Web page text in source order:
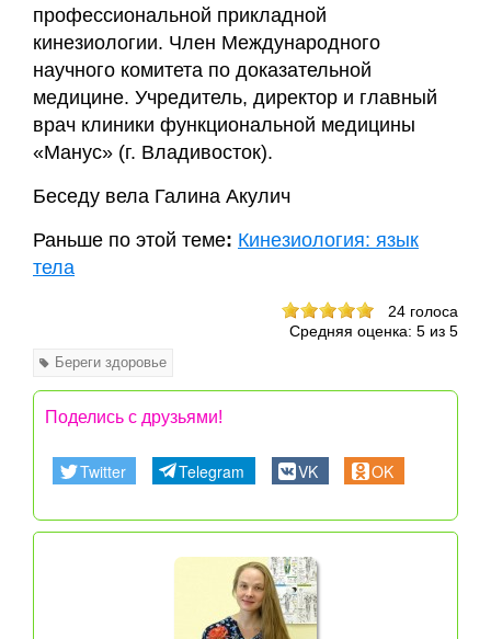
профессиональной прикладной
кинезиологии. Член Международного
научного комитета по доказательной
медицине. Учредитель, директор и главный
врач клиники функциональной медицины
«Манус» (г. Владивосток).
Беседу вела Галина Акулич
Раньше по этой теме: Кинезиология: язык
тела
24 голоса
Средняя оценка: 5 из 5
Береги здоровье
Поделись с друзьями!
Twitter Telegram VK OK